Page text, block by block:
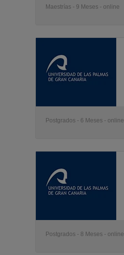
Maestrías - 9 Meses - online
Postgrados - 6 Meses - online
Postgrados - 8 Meses - online